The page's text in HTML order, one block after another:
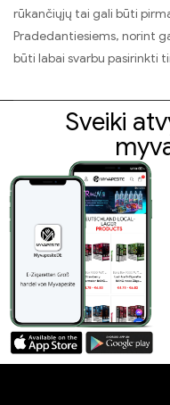
rūkančiųjų tai gali būti
Pradedantiesiems, norint
būti labai svarbu pasirinkti
Sveiki